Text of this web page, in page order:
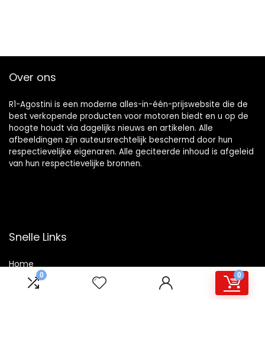
0 0
Over ons
R1-Agostini is een moderne alles-in-één-prijswebsite die de
best verkopende producten voor motoren biedt en u op de
hoogte houdt via dagelijks nieuws en artikelen. Alle
afbeeldingen zijn auteursrechtelijk beschermd door hun
respectievelijke eigenaren. Alle geciteerde inhoud is afgeleid
van hun respectievelijke bronnen.
Snelle Links
Home
Winkel